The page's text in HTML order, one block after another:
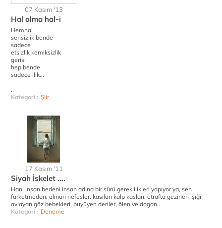
07 Kasım '13
Hal olma hal-i
Hemhal
sensizlik bende
sadece
etsizlik kemiksizlik
gerisi
hep bende
sadece ilik...
..
Kategori : Şiir
17 Kasım '11
Siyah İskelet ....
Hani insan bedeni insan adına bir sürü gereklilikleri yapıyor ya, sen
farketmeden, alınan nefesler, kasılan kalp kasları, etrafta gezinen ışığı
avlayan göz bebekleri, büyüyen deriler, ölen ve dogan..
Kategori : Deneme